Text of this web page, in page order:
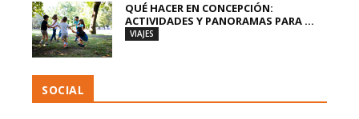
QUÉ HACER EN CONCEPCIÓN:
ACTIVIDADES Y PANORAMAS PARA ...
VIAJES
SOCIAL